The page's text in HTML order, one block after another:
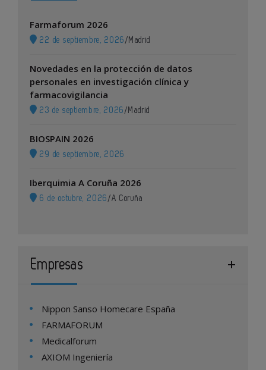
Farmaforum 2026
22 de septiembre, 2026 / Madrid
Novedades en la protección de datos
personales en investigación clínica y
farmacovigilancia
23 de septiembre, 2026 / Madrid
BIOSPAIN 2026
29 de septiembre, 2026
Iberquimia A Coruña 2026
6 de octubre, 2026 /A Coruña
Empresas
Nippon Sanso Homecare España
FARMAFORUM
Medicalforum
AXIOM Ingeniería